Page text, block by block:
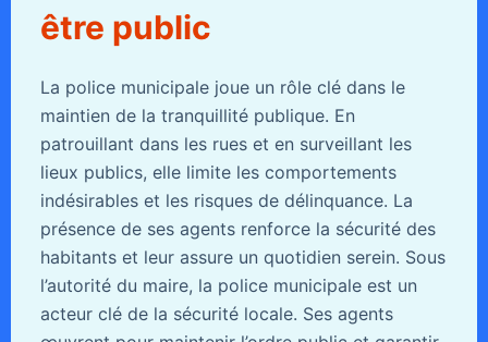
être public
La police municipale joue un rôle clé dans le
maintien de la tranquillité publique. En
patrouillant dans les rues et en surveillant les
lieux publics, elle limite les comportements
indésirables et les risques de délinquance. La
présence de ses agents renforce la sécurité des
habitants et leur assure un quotidien serein. Sous
l’autorité du maire, la police municipale est un
acteur clé de la sécurité locale. Ses agents